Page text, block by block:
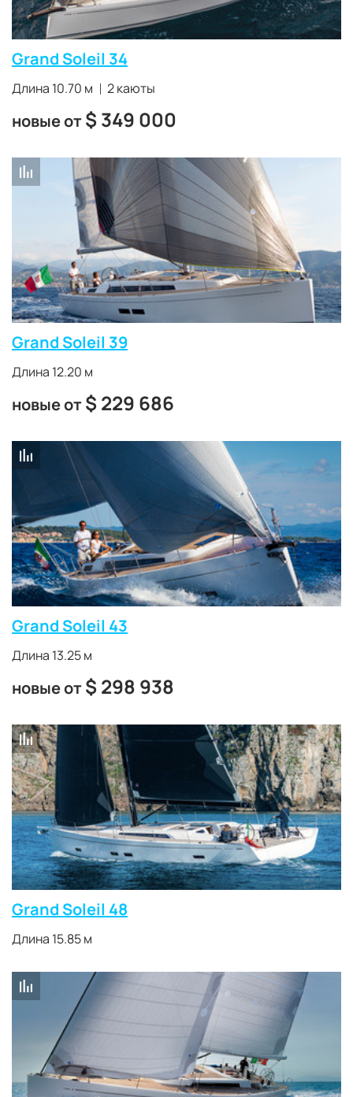
получают стеклопластиковые корпуса для
уменьшения общего веса и уравновешенные паруса.
Яхты устойчивы к нагрузкам, ветру, волнам и способны
преодолевать водные препятствия на высоких
скоростях.
Grand Soleil 34
Длина 10.70 м 2 каюты
новые от$ 349 000
Grand Soleil 39
Длина 12.20 м
новые от$ 229 686
Grand Soleil 43
Длина 13.25 м
новые от$ 298 938
Grand Soleil 48
Длина 15.85 м